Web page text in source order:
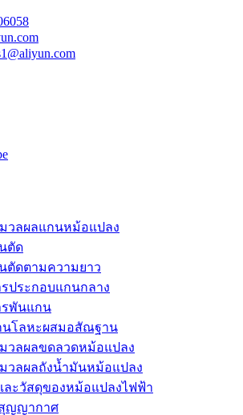
วลผลแกนหม้อแปลง
ตัด
ตัดตามความยาว
รประกอบแกนกลาง
รพันแกน
นโลหะผสมอสัณฐาน
วลผลขดลวดหม้อแปลง
วลผลถังน้ำมันหม้อแปลง
ะวัสดุของหม้อแปลงไฟฟ้า
ญญากาศ